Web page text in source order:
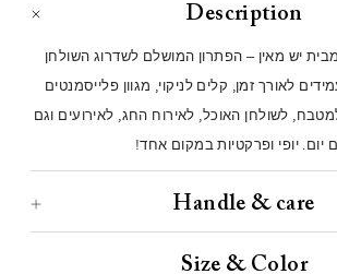
Description
פלייסמנטים pvc מבית יש מאין – הפתרון המושלם לשדרוג השולחן
לאורך זמן, קלים לניקוי, מגוון פלייסמנטים
למטבח, לשולחן האוכל, לאירוח החג, לאירועים וגם
יום. יופי ופרקטיות במקום אחד!
Handle & care
Size & Color